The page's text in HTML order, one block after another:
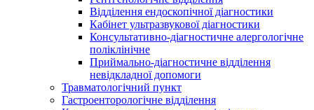
Відділення ендоскопічної діагностики
Кабінет ультразвукової діагностики
Консультативно-діагностичне алергологічне
поліклінічне
Приймально-діагностичне відділення
невідкладної допомоги
Травматологічний пункт
Гастроенторологічне відділення